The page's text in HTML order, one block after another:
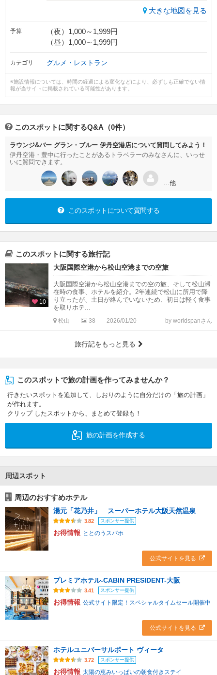
大きな地図を見る
予算
（夜）1,000～1,999円
（昼）1,000～1,999円
カテゴリ グルメ・レストラン
※施設情報については、時間の経過による変化などにより、必ずしも正確でない情
報が当サイトに掲載されている可能性があります。
このスポットに関するQ&A（0件）
ラウンジ&バー グラン・ブルー 伊丹空港店について質問してみよう！
伊丹空港・豊中に行ったことがあるトラベラーのみなさんに、いっせ
いに質問できます。
…他
このスポットについて質問する
このスポットに関する旅行記
10
大阪国際空港から松山空港までの空旅
大阪国際空港から松山空港までの空の旅、そして松山滞
在時の食事、ホテルを紹介。2年連続で松山に所用で降
り立ったが、土日が絡んでいないため、初日は軽く食事
を取りホテ...
松山 38 2026/01/20 by worldspanさん
旅行記をもっと見る
このスポットで旅の計画を作ってみませんか？
行きたいスポットを追加して、しおりのように自分だけの「旅の計画」
が作れます。
クリップ したスポットから、まとめて登録も！
旅の計画を作成する
周辺スポット
周辺のおすすめホテル
湯元「花乃井」 スーパーホテル大阪天然温泉
3.82 スポンサー提供
お得情報 ととのうスパホ
公式サイトを見る
プレミアホテル-CABIN PRESIDENT-大阪
3.41 スポンサー提供
お得情報 公式サイト限定！スペシャルタイムセール開催中
公式サイトを見る
ホテルユニバーサルポート ヴィータ
3.72 スポンサー提供
お得情報 太陽の恵みいっぱいの朝食付きステイ